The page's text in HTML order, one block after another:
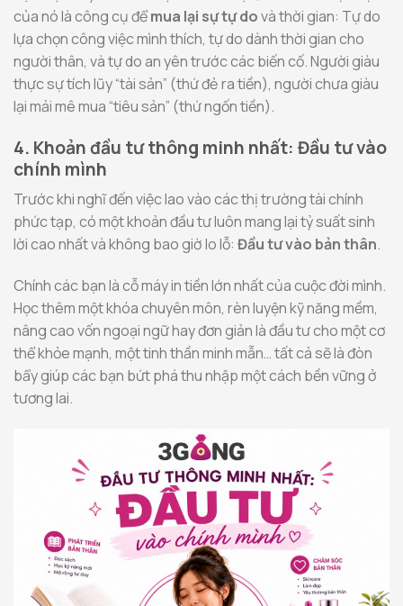
của nó là công cụ đểmua lại sự tự dovà thời gian: Tự do
lựa chọn công việc mình thích, tự do dành thời gian cho
người thân, và tự do an yên trước các biến cố. Người giàu
thực sự tích lũy “tài sản” (thứ đẻ ra tiền), người chưa giàu
lại mải mê mua “tiêu sản” (thứ ngốn tiền).
4. Khoản đầu tư thông minh nhất: Đầu tư vào
chính mình
Trước khi nghĩ đến việc lao vào các thị trường tài chính
phức tạp, có một khoản đầu tư luôn mang lại tỷ suất sinh
lời cao nhất và không bao giờ lo lỗ: Đầu tư vào bản thân.
Chính các bạn là cỗ máy in tiền lớn nhất của cuộc đời mình.
Học thêm một khóa chuyên môn, rèn luyện kỹ năng mềm,
nâng cao vốn ngoại ngữ hay đơn giản là đầu tư cho một cơ
thể khỏe mạnh, một tinh thần minh mẫn… tất cả sẽ là đòn
bẩy giúp các bạn bứt phá thu nhập một cách bền vững ở
tương lai.